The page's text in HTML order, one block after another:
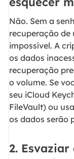
Não. Sem a
recuperação de
impossível. A
os dados
recuperação
o volume. Se
seu iCloud
FileVault) ou
os dados serão
2.